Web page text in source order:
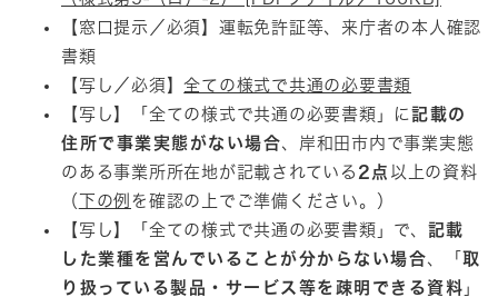
【窓口提示／必須】運転免許証等、来庁者の本人確認
書類
【写し／必須】全ての様式で共通の必要書類
【写し】「全ての様式で共通の必要書類」に 記載の
住所で事業実態がない場合、岸和田市内で事業実態
のある事業所所在地が記載されている 2点 以上の資料
（
下の例 を確認の上でご準備ください。）
【写し】「全ての様式で共通の必要書類」で、 記載
した業種を営んでいることが分からない場合、「 取
り扱っている製品・サービス等を疎明できる資料 」